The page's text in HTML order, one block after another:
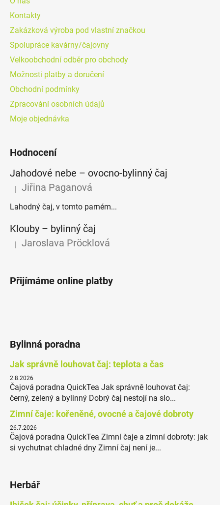
Kontakty
Zakázková výroba pod vlastní značkou
Spolupráce kavárny/čajovny
Velkoobchodní odběr pro obchody
Možnosti platby a doručení
Obchodní podmínky
Zpracování osobních údajů
Moje objednávka
Hodnocení
Jahodové nebe – ovocno-bylinný čaj
Hodnocení produktu je 5 z 5 hvězdiček.
| Jiřina Paganová
Lahodný čaj, v tomto parném...
Klouby –⁠⁠⁠⁠⁠ bylinný čaj
Hodnocení produktu je 5 z 5 hvězdiček.
| Jaroslava Pröcklová
Přijímáme online platby
Bylinná poradna
Jak správně louhovat čaj: teplota a čas
2.8.2026
Čajová poradna QuickTea Jak správně louhovat čaj:
černý, zelený a bylinný Dobrý čaj nestojí na slo...
Zimní čaje: kořeněné, ovocné a čajové dobroty
26.7.2026
Čajová poradna QuickTea Zimní čaje a zimní dobroty: jak
si vychutnat chladné dny Zimní čaj není je...
Herbář